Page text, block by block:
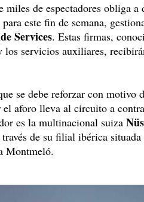
miles de espectadores obliga
este fin de semana,
Services. Estas firmas,
los servicios auxiliares,
se debe reforzar con motivo
aforo lleva al circuito a
es la multinacional suiza
través de su filial ibérica
Montmeló.